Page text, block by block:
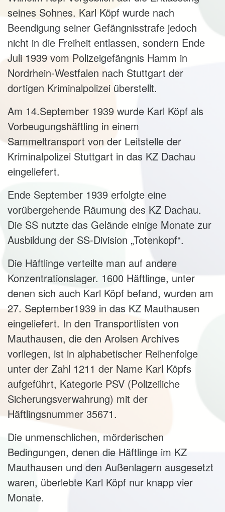
seines Sohnes. Karl Köpf wurde nach
Beendigung seiner Gefängnisstrafe jedoch
nicht in die Freiheit entlassen, sondern Ende
Juli 1939 vom Polizeigefängnis Hamm in
Nordrhein-Westfalen nach Stuttgart der
dortigen Kriminalpolizei überstellt.
Am 14.September 1939 wurde Karl Köpf als
Vorbeugungshäftling in einem
Sammeltransport von der Leitstelle der
Kriminalpolizei Stuttgart in das KZ Dachau
eingeliefert.
Ende September 1939 erfolgte eine
vorübergehende Räumung des KZ Dachau.
Die SS nutzte das Gelände einige Monate zur
Ausbildung der SS-Division „Totenkopf“.
Die Häftlinge verteilte man auf andere
Konzentrationslager. 1600 Häftlinge, unter
denen sich auch Karl Köpf befand, wurden am
27. September1939 in das KZ Mauthausen
eingeliefert. In den Transportlisten von
Mauthausen, die den Arolsen Archives
vorliegen, ist in alphabetischer Reihenfolge
unter der Zahl 1211 der Name Karl Köpfs
aufgeführt, Kategorie PSV (Polizeiliche
Sicherungsverwahrung) mit der
Häftlingsnummer 35671.
Die unmenschlichen, mörderischen
Bedingungen, denen die Häftlinge im KZ
Mauthausen und den Außenlagern ausgesetzt
waren, überlebte Karl Köpf nur knapp vier
Monate.